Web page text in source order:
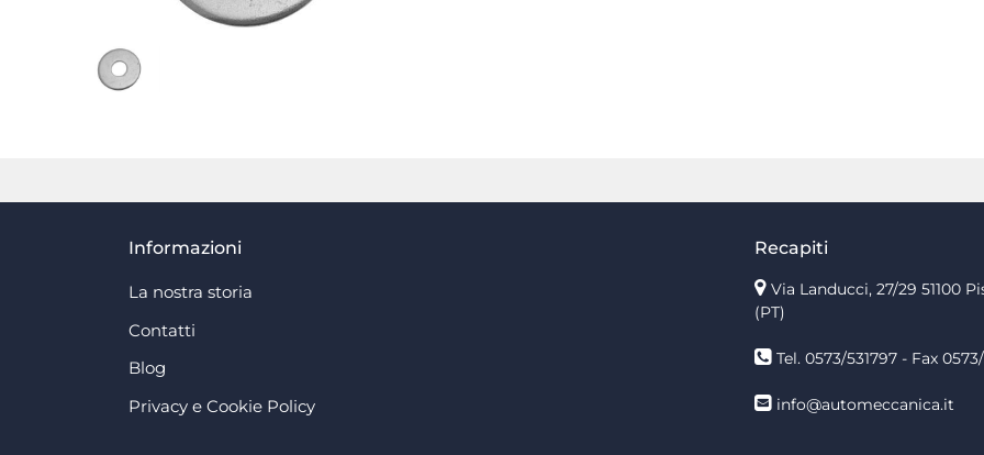
Informazioni
La nostra storia
Contatti
Blog
Privacy e Cookie Policy
Recapiti
Via Landucci, 27/29 51100
(PT)
Tel. 0573/531797 - Fax 0573/
info@automeccanica.it